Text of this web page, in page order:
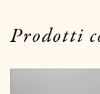
Prodotti